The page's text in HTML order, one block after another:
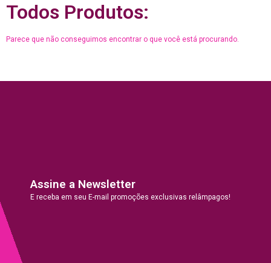
Todos Produtos:
Parece que não conseguimos encontrar o que você está procurando.
Assine a Newsletter
E receba em seu E-mail promoções exclusivas relâmpagos!